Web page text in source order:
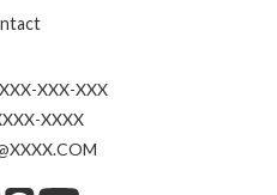
XXX-XXX
XXXX